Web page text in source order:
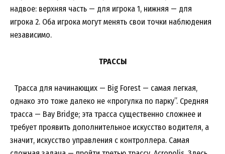
надвое: верхняя часть — для игрока 1, нижняя — для
игрока 2. Оба игрока могут менять свои точки наблюдения
независимо.
ТРАССЫ
Трасса для начинающих — Big Forest — самая легкая,
однако это тоже далеко не «прогулка по парку”. Средняя
трасса — Bay Bridge; эта трасса существенно сложнее и
требует проявить дополнительное искусство водителя, а
значит, искусство управления с контроллера. Самая